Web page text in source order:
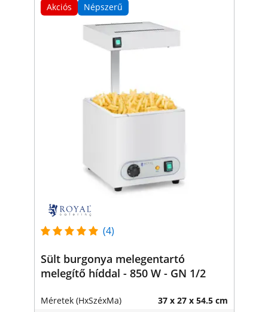
Akciós Népszerű
(4)
Sült burgonya melegentartó
melegítő híddal - 850 W - GN 1/2
Méretek (HxSzéxMa) 37 x 27 x 54.5 cm